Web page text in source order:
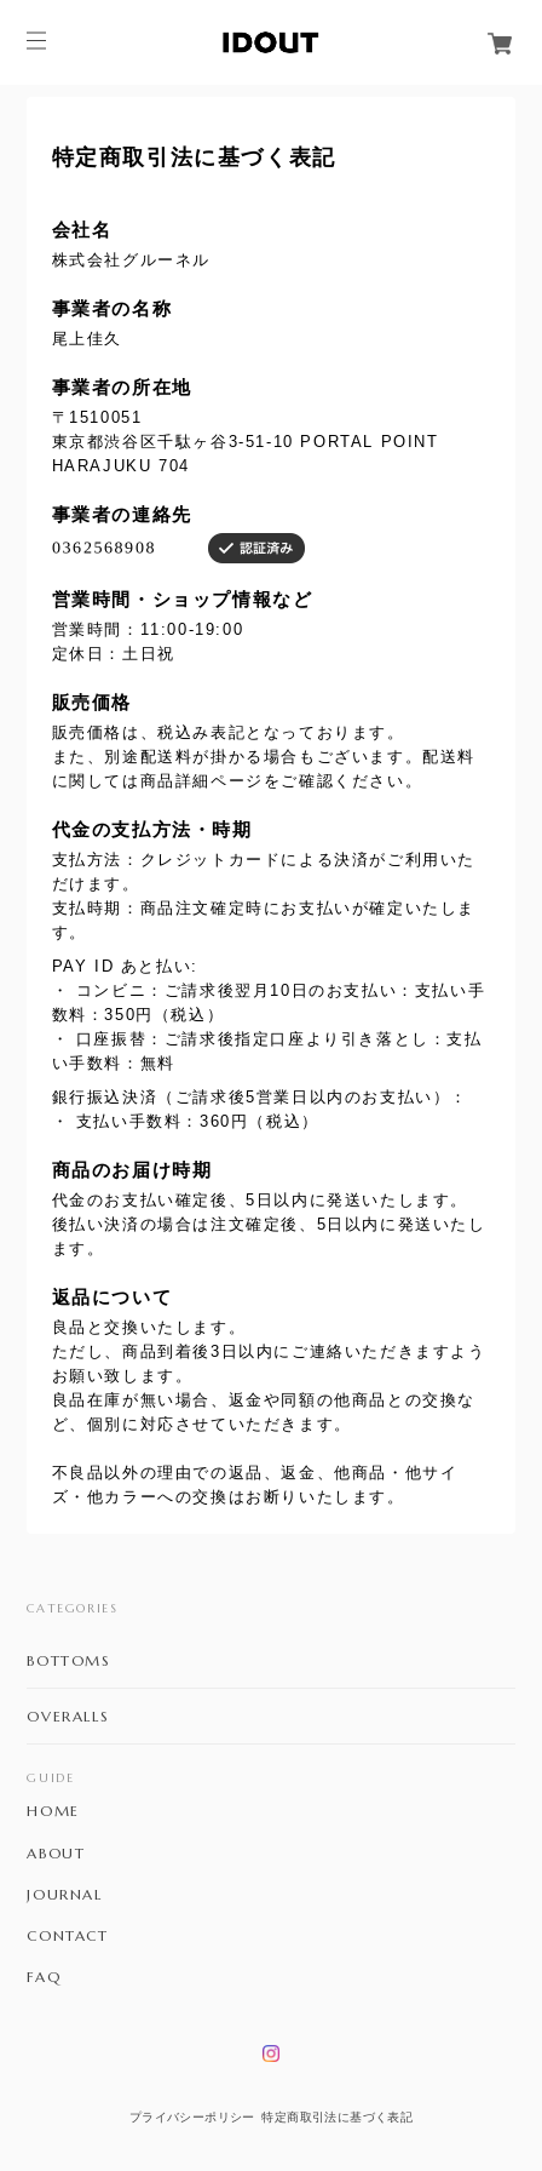
特定商取引法に基づく表記
会社名
株式会社グルーネル
事業者の名称
尾上佳久
事業者の所在地
〒1510051
東京都渋谷区千駄ヶ谷3-51-10 PORTAL POINT
HARAJUKU 704
事業者の連絡先
営業時間・ショップ情報など
営業時間：11:00-19:00
定休日：土日祝
販売価格
販売価格は、税込み表記となっております。
また、別途配送料が掛かる場合もございます。配送料
に関しては商品詳細ページをご確認ください。
代金の支払方法・時期
支払方法：クレジットカードによる決済がご利用いた
だけます。
支払時期：商品注文確定時にお支払いが確定いたしま
す。
PAY ID あと払い:
・ コンビニ：ご請求後翌月10日のお支払い：支払い手
数料：350円（税込）
・ 口座振替：ご請求後指定口座より引き落とし：支払
い手数料：無料
銀行振込決済（ご請求後5営業日以内のお支払い）：
・ 支払い手数料：360円（税込）
商品のお届け時期
代金のお支払い確定後、5日以内に発送いたします。
後払い決済の場合は注文確定後、5日以内に発送いたし
ます。
返品について
良品と交換いたします。
ただし、商品到着後3日以内にご連絡いただきますよう
お願い致します。
良品在庫が無い場合、返金や同額の他商品との交換な
ど、個別に対応させていただきます。
不良品以外の理由での返品、返金、他商品・他サイ
ズ・他カラーへの交換はお断りいたします。
CATEGORIES
BOTTOMS
OVERALLS
GUIDE
HOME
ABOUT
JOURNAL
CONTACT
FAQ
プライバシーポリシー 特定商取引法に基づく表記